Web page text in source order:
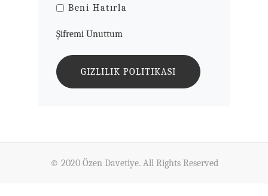
Beni Hatırla
Şifremi Unuttum
GIZLILIK POLITIKASI
© 2020 Özen Davetiye. All Rights Reserved